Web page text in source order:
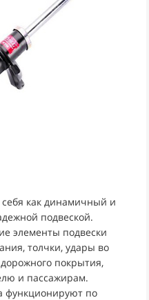
себя как динамичный и
подвеской.
элементы подвески
толчки, удары во
покрытия,
и пассажирам.
функционируют по